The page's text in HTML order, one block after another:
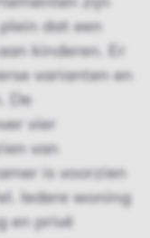
dat een
kinderen. Er
varianten en
De
vier
van
is voorzien
Iedere woning
en privé